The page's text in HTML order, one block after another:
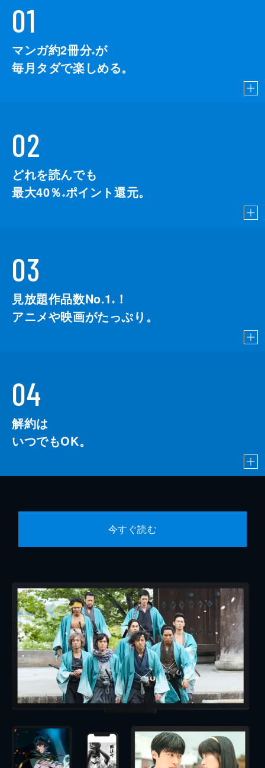
01
マンガ約2冊分※が
毎月タダで楽しめる。
02
どれを読んでも
最大40％ ※ポイント還元。
03
見放題作品数No.1 ※
！
アニメや映画がたっぷり。
04
解約は
いつでもOK。
今すぐ読む